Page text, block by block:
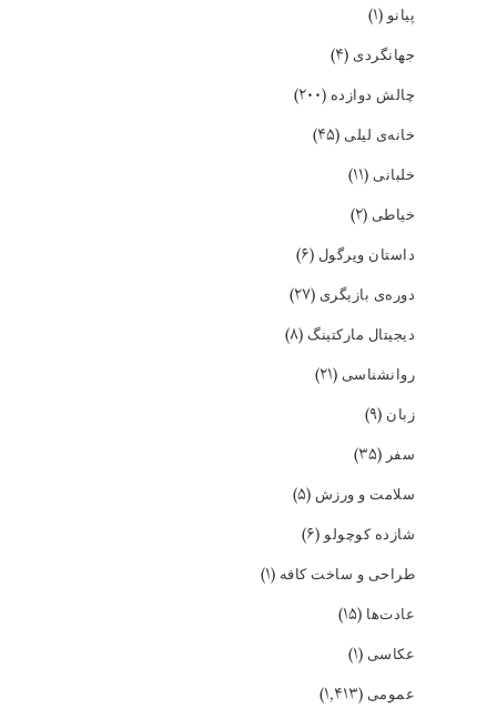
پیانو(۱)
جهانگردی (۴)
چالش دوازده (۲۰۰)
خانه‌ی لیلی (۴۵)
خلبانی (۱۱)
خیاطی (۲)
داستان ویرگول (۶)
دوره‌ی بازیگری (۲۷)
دیجیتال مارکتینگ (۸)
روانشناسی (۲۱)
زبان (۹)
سفر (۳۵)
سلامت و ورزش (۵)
شازده کوچولو(۶)
طراحی و ساخت کافه (۱)
عادت‌ها (۱۵)
عکاسی (۱)
عمومی (۱,۴۱۳)